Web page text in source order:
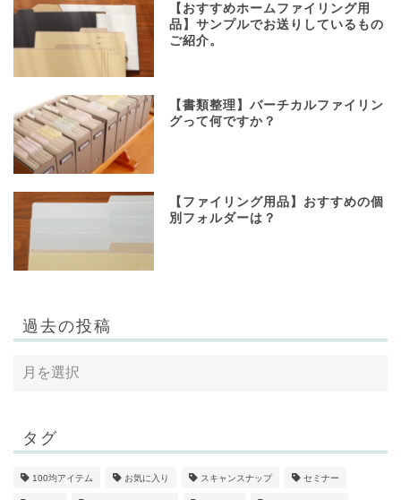
【おすすめホームファイリング用
品】サンプルでお送りしているもの
ご紹介。
【書類整理】バーチカルファイリン
グって何ですか？
【ファイリング用品】おすすめの個
別フォルダーは？
過去の投稿
タグ
100均アイテム お気に入り スキャンスナップ セミナー